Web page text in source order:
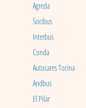
Agreda
Socibus
Interbus
Conda
Autocares Tocina
Andbus
El Pilar